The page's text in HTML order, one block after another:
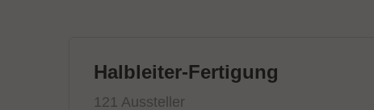
Halbleiter-Fertigung
121 Aussteller